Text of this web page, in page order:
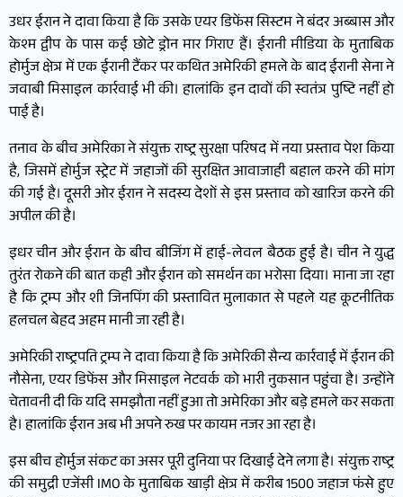
उधर ईरान ने दावा किया है कि उसके एयर डिफेंस सिस्टम ने बंदर अब्बास और
केश्म द्वीप के पास कई छोटे ड्रोन मार गिराए हैं। ईरानी मीडिया के मुताबिक
होर्मुज क्षेत्र में एक ईरानी टैंकर पर कथित अमेरिकी हमले के बाद ईरानी सेना ने
जवाबी मिसाइल कार्रवाई भी की। हालांकि इन दावों की स्वतंत्र पुष्टि नहीं हो
पाई है।
तनाव के बीच अमेरिका ने संयुक्त राष्ट्र सुरक्षा परिषद में नया प्रस्ताव पेश किया
है, जिसमें होर्मुज स्ट्रेट में जहाजों की सुरक्षित आवाजाही बहाल करने की मांग
की गई है। दूसरी ओर ईरान ने सदस्य देशों से इस प्रस्ताव को खारिज करने की
अपील की है।
इधर चीन और ईरान के बीच बीजिंग में हाई-लेवल बैठक हुई है। चीन ने युद्ध
तुरंत रोकने की बात कही और ईरान को समर्थन का भरोसा दिया। माना जा रहा
है कि ट्रम्प और शी जिनपिंग की प्रस्तावित मुलाकात से पहले यह कूटनीतिक
हलचल बेहद अहम मानी जा रही है।
अमेरिकी राष्ट्रपति ट्रम्प ने दावा किया है कि अमेरिकी सैन्य कार्रवाई में ईरान की
नौसेना, एयर डिफेंस और मिसाइल नेटवर्क को भारी नुकसान पहुंचा है। उन्होंने
चेतावनी दी कि यदि समझौता नहीं हुआ तो अमेरिका और बड़े हमले कर सकता
है। हालांकि ईरान अब भी अपने रुख पर कायम नजर आ रहा है।
इस बीच होर्मुज संकट का असर पूरी दुनिया पर दिखाई देने लगा है। संयुक्त राष्ट्र
की समुद्री एजेंसी IMO के मुताबिक खाड़ी क्षेत्र में करीब 1500 जहाज फंसे हुए